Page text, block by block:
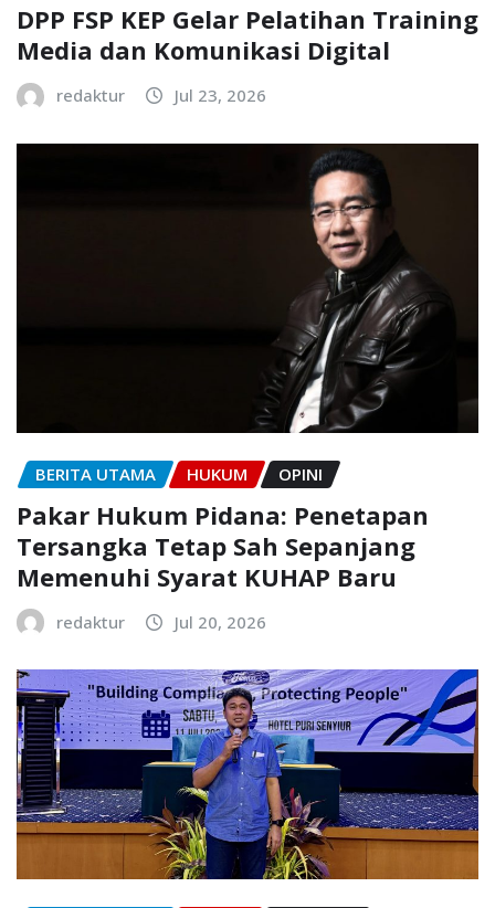
DPP FSP KEP Gelar Pelatihan Training
Media dan Komunikasi Digital
redaktur Jul 23, 2026
BERITA UTAMA HUKUM OPINI
Pakar Hukum Pidana: Penetapan
Tersangka Tetap Sah Sepanjang
Memenuhi Syarat KUHAP Baru
redaktur Jul 20, 2026